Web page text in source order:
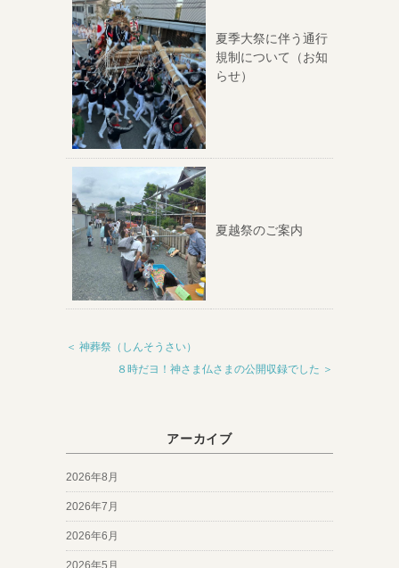
夏季大祭に伴う通行
規制について（お知
らせ）
夏越祭のご案内
＜ 神葬祭（しんそうさい）
８時だヨ！神さま仏さまの公開収録でした ＞
アーカイブ
2026年8月
2026年7月
2026年6月
2026年5月